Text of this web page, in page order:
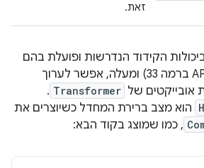
זאת.
הקידוד הנדרשות ופועלת בהם
מערכת Android 13 ‏(API ברמה 33) ומעלה, אפשר לערוך
Transformer
.
הוא מצב ברירת המחדל כשיוצרים את
, כמו שמוצג בקוד הבא: